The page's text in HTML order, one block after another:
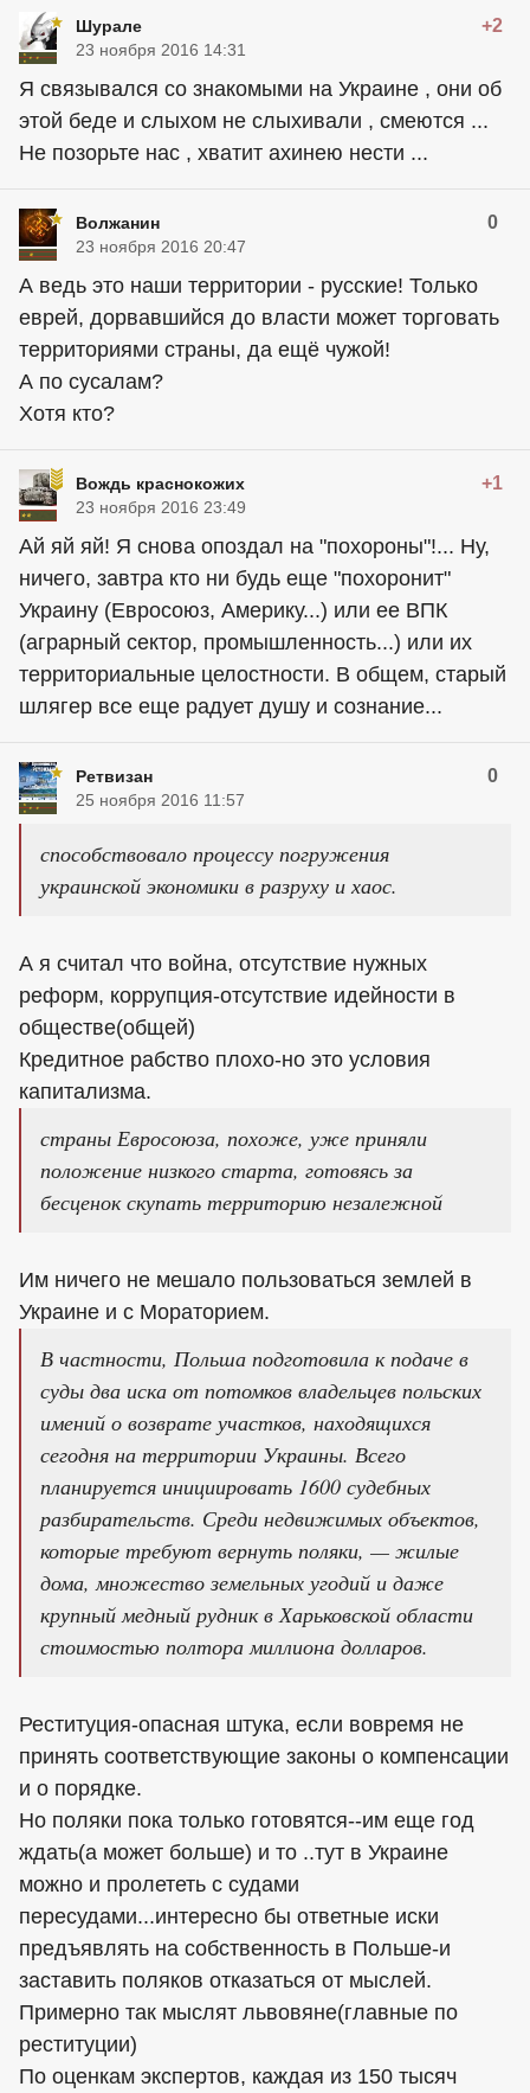
Шурале +2
23 ноября 2016 14:31
Я связывался со знакомыми на Украине , они об
этой беде и слыхом не слыхивали , смеются ...
Не позорьте нас , хватит ахинею нести ...
Волжанин 0
23 ноября 2016 20:47
А ведь это наши территории - русские! Только
еврей, дорвавшийся до власти может торговать
территориями страны, да ещё чужой!
А по сусалам?
Хотя кто?
Вождь краснокожих +1
23 ноября 2016 23:49
Ай яй яй! Я снова опоздал на "похороны"!... Ну,
ничего, завтра кто ни будь еще "похоронит"
Украину (Евросоюз, Америку...) или ее ВПК
(аграрный сектор, промышленность...) или их
территориальные целостности. В общем, старый
шлягер все еще радует душу и сознание...
Ретвизан 0
25 ноября 2016 11:57
способствовало процессу погружения
украинской экономики в разруху и хаос.
А я считал что война, отсутствие нужных
реформ, коррупция-отсутствие идейности в
обществе(общей)
Кредитное рабство плохо-но это условия
капитализма.
страны Евросоюза, похоже, уже приняли
положение низкого старта, готовясь за
бесценок скупать территорию незалежной
Им ничего не мешало пользоваться землей в
Украине и с Мораторием.
В частности, Польша подготовила к подаче в
суды два иска от потомков владельцев польских
имений о возврате участков, находящихся
сегодня на территории Украины. Всего
планируется инициировать 1600 судебных
разбирательств. Среди недвижимых объектов,
которые требуют вернуть поляки, — жилые
дома, множество земельных угодий и даже
крупный медный рудник в Харьковской области
стоимостью полтора миллиона долларов.
Реституция-опасная штука, если вовремя не
принять соответствующие законы о компенсации
и о порядке.
Но поляки пока только готовятся--им еще год
ждать(а может больше) и то ..тут в Украине
можно и пролететь с судами
пересудами...интересно бы ответные иски
предъявлять на собственность в Польше-и
заставить поляков отказаться от мыслей.
Примерно так мыслят львовяне(главные по
реституции)
По оценкам экспертов, каждая из 150 тысяч